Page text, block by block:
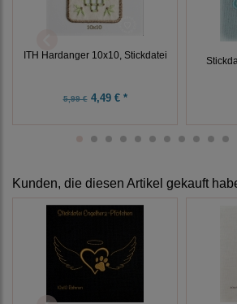
ITH Hardanger 10x10, Stickdatei
5,99 €4,49 € *
Kunden, die diesen Artikel gekauft